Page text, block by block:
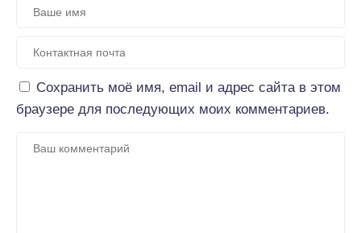
Сохранить моё имя, email и адрес сайта в этом
браузере для последующих моих комментариев.